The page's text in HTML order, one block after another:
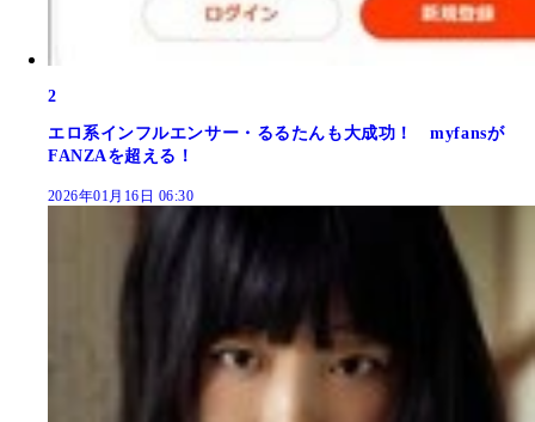
2
エロ系インフルエンサー・るるたんも大成功！ myfansが
FANZAを超える！
2026年01月16日 06:30